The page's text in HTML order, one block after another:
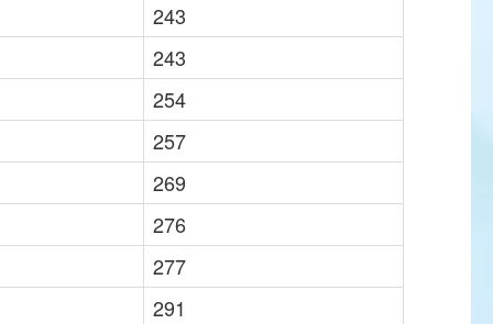
243
243
254
257
269
276
277
291